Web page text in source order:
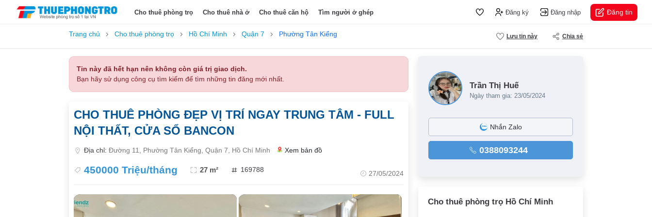
Cho thuê phòng trọ Cho thuê nhà ở Cho thuê căn hộ Tìm người ở ghép Đăng ký Đăng nhập Đăng tin
Trang chủ Cho thuê phòng trọ Hồ Chí Minh Quận 7 Phường Tân Kiểng Lưu tin này Chia sẻ
Tin này đã hết hạn nên không còn giá trị giao dịch.
Bạn hãy sử dụng công cụ tìm kiếm để tìm những tin đăng mới nhất.
CHO THUÊ PHÒNG ĐẸP VỊ TRÍ NGAY TRUNG TÂM - FULL
NỘI THẤT, CỬA SỔ BANCON
Địa chỉ: Đường 11, Phường Tân Kiểng, Quận 7, Hồ Chí Minh Xem bản đồ
450000 Triệu/tháng 27 m² 169788 27/05/2024
Trần Thị Huế
Ngày tham gia: 23/05/2024
Nhắn Zalo
0388093244
Cho thuê phòng trọ Hồ Chí Minh